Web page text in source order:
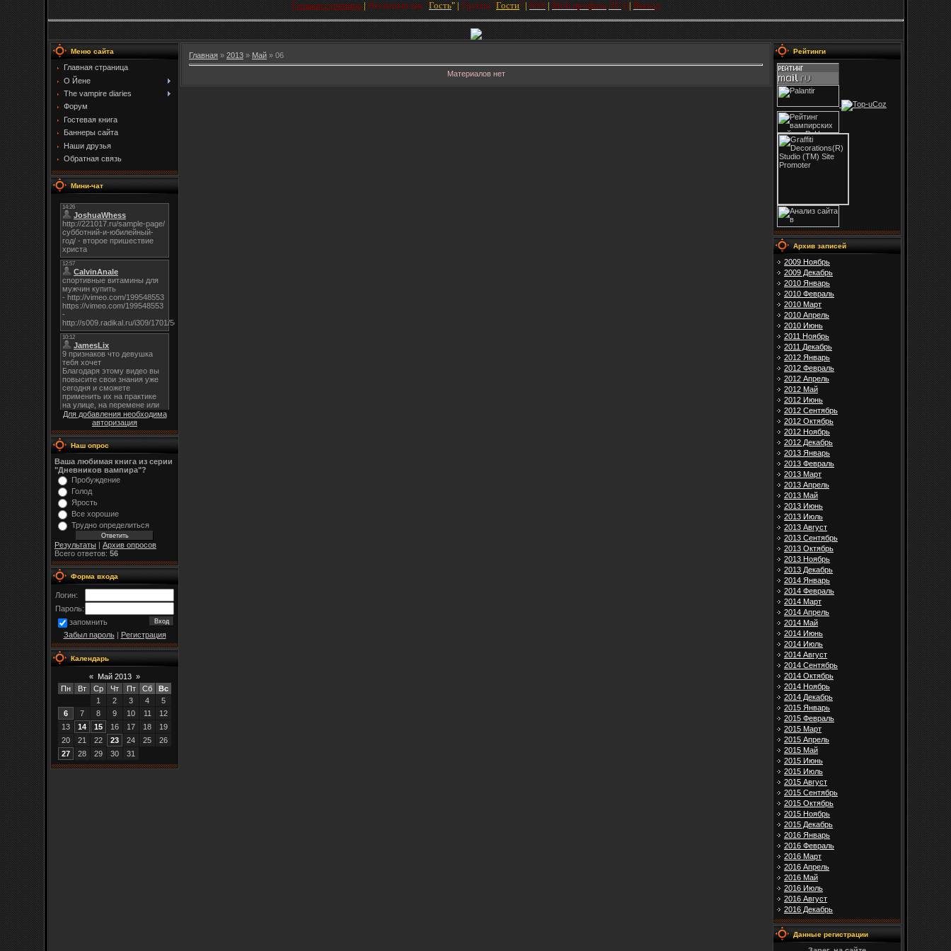
Главная страница | Вы вошли как "Гость"| Группа"Гости" | RSS | Мой профиль ЛC()| Выход
Меню сайта
Главная страница
О Йене
The vampire diaries
Форум
Гостевая книга
Баннеры сайта
Наши друзья
Обратная связь
Мини-чат
Для добавления необходима
авторизация
Наш опрос
Ваша любимая книга из серии
"Дневников вампира"?
Пробуждение
Голод
Ярость
Все хорошие
Трудно определиться
Результаты
Архив опросов
Всего ответов: 56
Форма входа
Логин:
Пароль:
запомнить
Забыл пароль| Регистрация
Календарь
« Май 2013 »
Пн
Вт Ср Чт Пт Сб
Вс
1
2 3 4
5
6
7 8 9 10 11
12
13
14 15 16 17 18
19
20
21 22 23 24 25
26
27
28 29 30 31
Главная » 2013 » Май » 06
Материалов нет
Рейтинги
Архив записей
2009 Ноябрь
2009 Декабрь
2010 Январь
2010 Февраль
2010 Март
2010 Апрель
2010 Июнь
2011 Ноябрь
2011 Декабрь
2012 Январь
2012 Февраль
2012 Апрель
2012 Май
2012 Июнь
2012 Сентябрь
2012 Октябрь
2012 Ноябрь
2012 Декабрь
2013 Январь
2013 Февраль
2013 Март
2013 Апрель
2013 Май
2013 Июнь
2013 Июль
2013 Август
2013 Сентябрь
2013 Октябрь
2013 Ноябрь
2013 Декабрь
2014 Январь
2014 Февраль
2014 Март
2014 Апрель
2014 Май
2014 Июнь
2014 Июль
2014 Август
2014 Сентябрь
2014 Октябрь
2014 Ноябрь
2014 Декабрь
2015 Январь
2015 Февраль
2015 Март
2015 Апрель
2015 Май
2015 Июнь
2015 Июль
2015 Август
2015 Сентябрь
2015 Октябрь
2015 Ноябрь
2015 Декабрь
2016 Январь
2016 Февраль
2016 Март
2016 Апрель
2016 Май
2016 Июль
2016 Август
2016 Декабрь
Данные регистрации